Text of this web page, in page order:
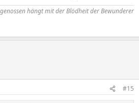
hängt mit der Blödheit der Bewunderer
#15